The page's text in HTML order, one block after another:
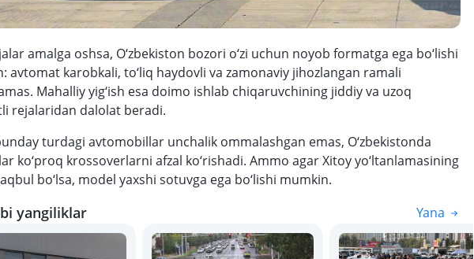
amalga oshsa, O‘zbekiston bozori o‘zi uchun noyob formatga ega bo‘lishi
avtomat karobkali, to‘liq haydovli va zamonaviy jihozlangan ramali
Mahalliy yig‘ish esa doimo ishlab chiqaruvchining jiddiy va uzoq
rejalaridan dalolat beradi.
turdagi avtomobillar unchalik ommalashgan emas, O‘zbekistonda
ko‘proq krossoverlarni afzal ko‘rishadi. Ammo agar Xitoy yo‘ltanlamasining
bo‘lsa, model yaxshi sotuvga ega bo‘lishi mumkin.
yangiliklar Yana